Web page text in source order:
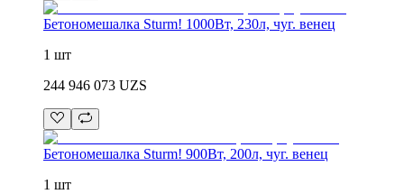
Бетономешалка Sturm! 1000Вт, 230л, чуг. венец
1 шт
244 946 073 UZS
Бетономешалка Sturm! 900Вт, 200л, чуг. венец
1 шт